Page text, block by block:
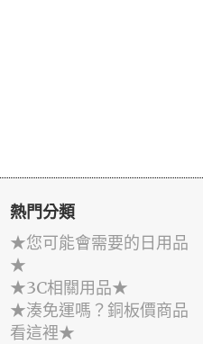
熱門分類
★您可能會需要的日用品
★
★3C相關用品★
★湊免運嗎？銅板價商品
看這裡★